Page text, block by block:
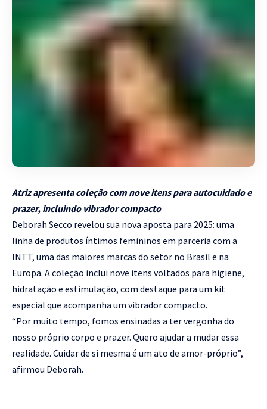
Atriz apresenta coleção com nove itens para autocuidado e
prazer, incluindo vibrador compacto
Deborah Secco revelou sua nova aposta para 2025: uma
linha de produtos íntimos femininos em parceria com a
INTT, uma das maiores marcas do setor no Brasil e na
Europa. A coleção inclui nove itens voltados para higiene,
hidratação e estimulação, com destaque para um kit
especial que acompanha um vibrador compacto.
“Por muito tempo, fomos ensinadas a ter vergonha do
nosso próprio corpo e prazer. Quero ajudar a mudar essa
realidade. Cuidar de si mesma é um ato de amor-próprio”,
afirmou Deborah.